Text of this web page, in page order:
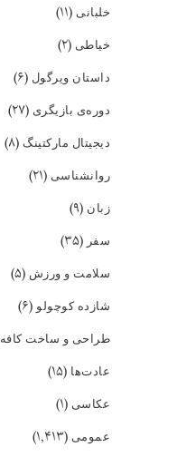
خلبانی (۱۱)
خیاطی (۲)
داستان ویرگول (۶)
دوره‌ی بازیگری (۲۷)
دیجیتال مارکتینگ (۸)
روانشناسی (۲۱)
زبان (۹)
سفر (۳۵)
سلامت و ورزش (۵)
شازده کوچولو(۶)
طراحی و ساخت کافه
عادت‌ها (۱۵)
عکاسی (۱)
عمومی (۱,۴۱۳)